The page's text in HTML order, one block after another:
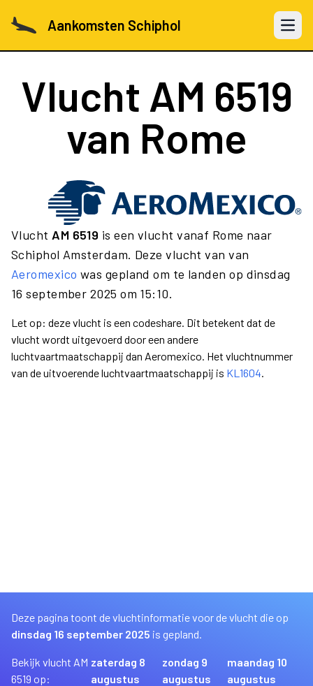
Aankomsten Schiphol Open
Vlucht AM 6519
van Rome
Vlucht AM 6519 is een vlucht vanaf Rome naar
Schiphol Amsterdam. Deze vlucht van van
Aeromexico was gepland om te landen op dinsdag
16 september 2025 om 15:10.
Let op: deze vlucht is een codeshare. Dit betekent dat de
vlucht wordt uitgevoerd door een andere
luchtvaartmaatschappij dan Aeromexico. Het vluchtnummer
van de uitvoerende luchtvaartmaatschappij is KL1604.
Deze pagina toont de vluchtinformatie voor de vlucht die op
dinsdag 16 september 2025 is gepland.
Bekijk vlucht AM
6519 op:
zaterdag 8
augustus
zondag 9
augustus
maandag 10
augustus